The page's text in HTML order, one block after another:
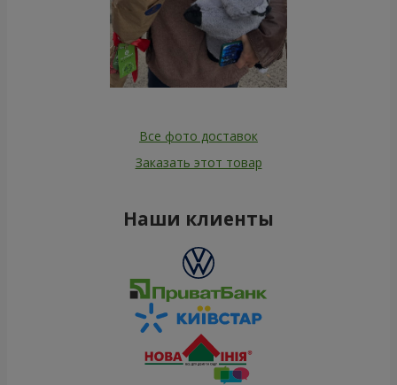
Все фото доставок
Заказать этот товар
Наши клиенты